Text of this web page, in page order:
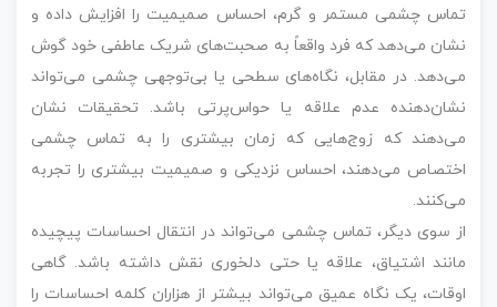
تماس چشمی مستمر و گرم، احساس صمیمیت را افزایش داده و
نشان می‌دهد که فرد واقعاً به صحبت‌های شریک عاطفی خود گوش
می‌دهد. در مقابل، نگاه‌های سطحی یا بی‌توجهی چشمی می‌تواند
نشان‌دهنده عدم علاقه یا حواس‌پرتی باشد. تحقیقات نشان
می‌دهند که زوج‌هایی که زمان بیشتری را به تماس چشمی
اختصاص می‌دهند، احساس نزدیکی و صمیمیت بیشتری را تجربه
می‌کنند.
از سوی دیگر، تماس چشمی می‌تواند در انتقال احساسات پیچیده
مانند اشتیاق، علاقه یا حتی دلخوری نقش داشته باشد. گاهی
اوقات، یک نگاه عمیق می‌تواند بیشتر از هزاران کلمه احساسات را